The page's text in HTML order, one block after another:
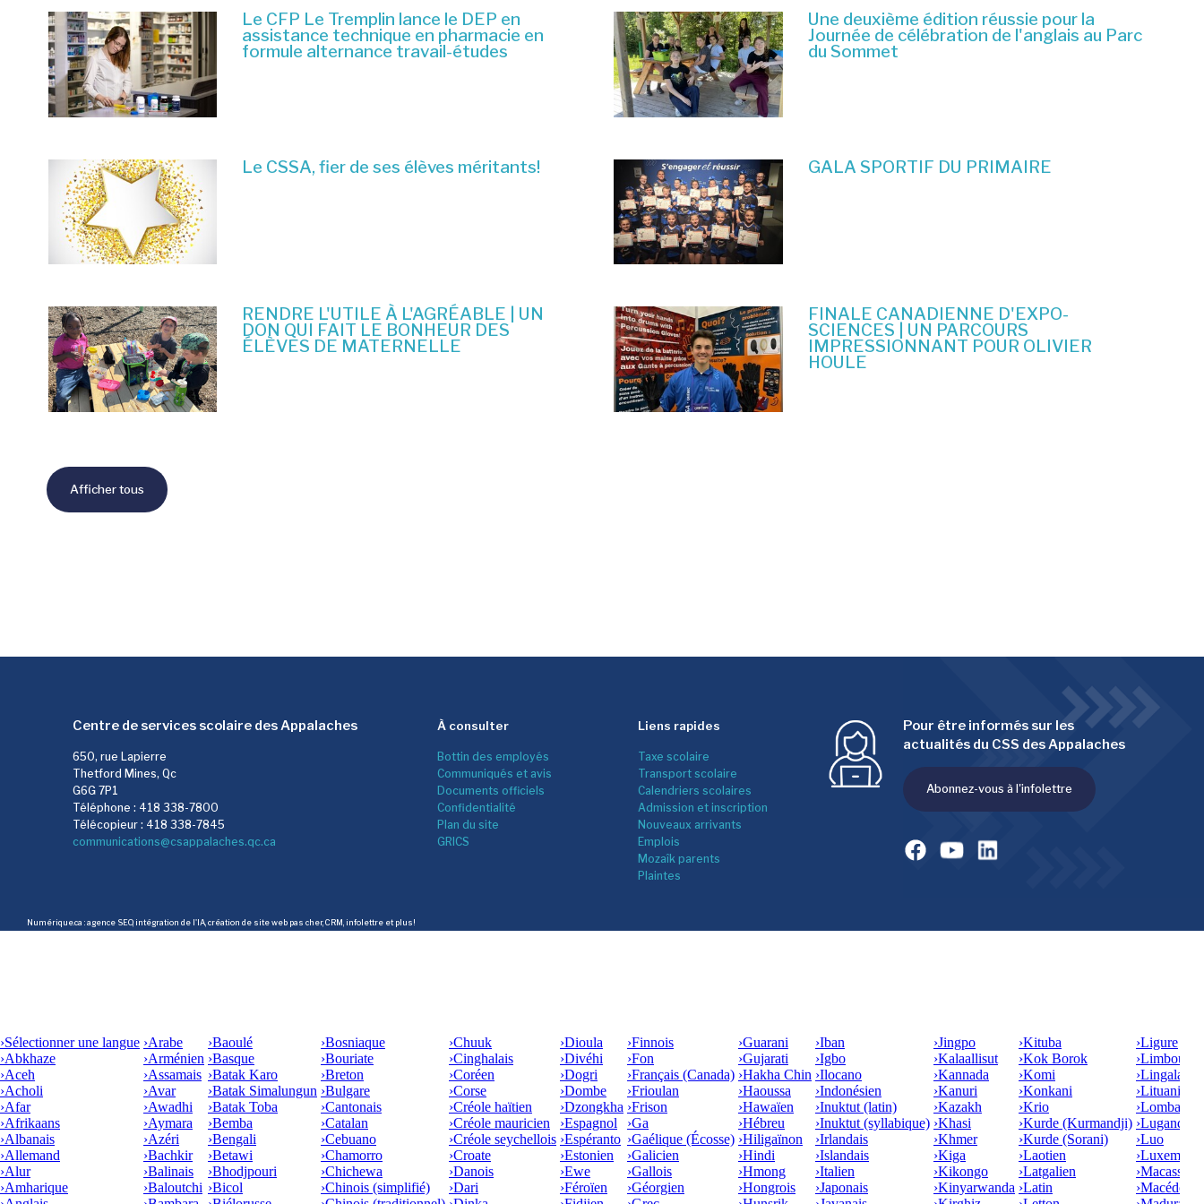
Le CFP Le Tremplin lance le DEP en
assistance technique en pharmacie en
formule alternance travail-études
Une deuxième édition réussie pour la
Journée de célébration de l'anglais au Parc
du Sommet
Le CSSA, fier de ses élèves méritants! GALA SPORTIF DU PRIMAIRE
RENDRE L'UTILE À L'AGRÉABLE | UN
DON QUI FAIT LE BONHEUR DES
ÉLÈVES DE MATERNELLE
FINALE CANADIENNE D'EXPO-
SCIENCES | UN PARCOURS
IMPRESSIONNANT POUR OLIVIER
HOULE
Afficher tous
Pour être informés sur les
actualités du CSS des Appalaches
Abonnez-vous à l'infolettre
À consulter
Bottin des employés
Communiqués et avis
Documents officiels
Confidentialité
Plan du site
GRICS
Liens rapides
Taxe scolaire
Transport scolaire
Calendriers scolaires
Admission et inscription
Nouveaux arrivants
Emplois
Mozaîk parents
Plaintes
Centre de services scolaire des Appalaches
650, rue Lapierre
Thetford Mines, Qc
G6G 7P1
Téléphone : 418 338-7800
Télécopieur : 418 338-7845
communications@csappalaches.qc.ca
Numérique.ca : agence SEO, intégration de l'IA création de site web pas cher, CRM infolettre et plus!